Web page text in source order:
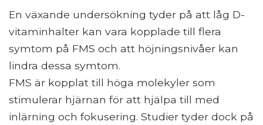
En växande undersökning tyder på att låg D-
vitaminhalter kan vara kopplade till flera
symtom på FMS och att höjningsnivåer kan
lindra dessa symtom.
FMS är kopplat till höga molekyler som
stimulerar hjärnan för att hjälpa till med
inlärning och fokusering. Studier tyder dock på